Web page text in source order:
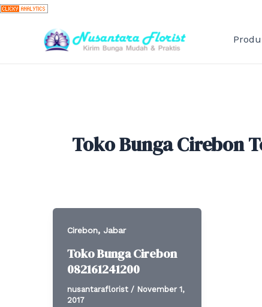
Skip
content
Toko Bunga Cirebon
Cirebon, Jabar
Toko Bunga Cirebon
082161241200
nusantaraflorist / November 1,
2017